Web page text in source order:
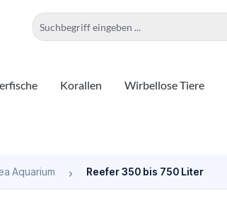
Korallen Wirbellose Tiere
Aquarium Reefer 350 bis 750 Liter